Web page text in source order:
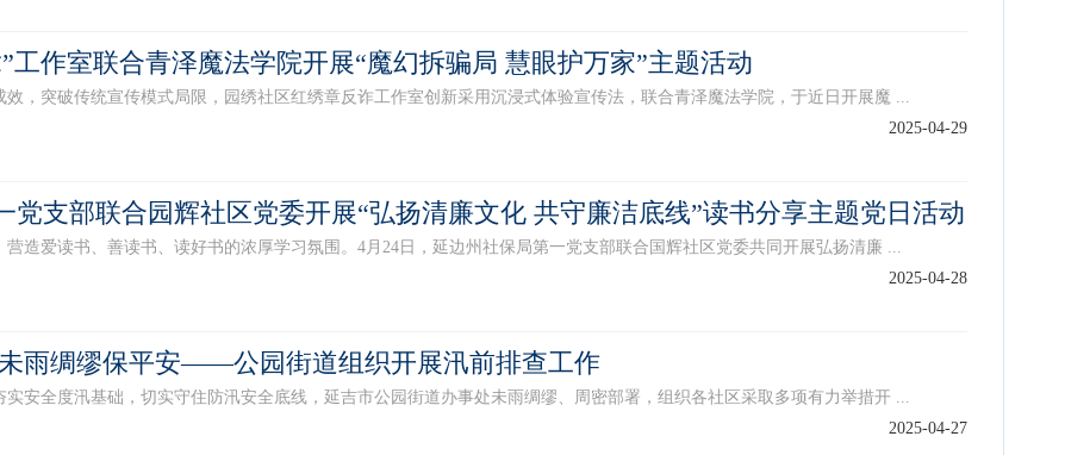
工作室联合青泽魔法学院开展“魔幻拆骗局 慧眼护万家”主题活动
突破传统宣传模式局限，园绣社区红绣章反诈工作室创新采用沉浸式体验宣传法，联合青泽魔法学院，于近日开展魔 ...
2025-04-29
党支部联合园辉社区党委开展“弘扬清廉文化 共守廉洁底线”读书分享主题党日活动
爱读书、善读书、读好书的浓厚学习氛围。4月24日，延边州社保局第一党支部联合国辉社区党委共同开展弘扬清廉 ...
2025-04-28
雨绸缪保平安——公园街道组织开展汛前排查工作
全度汛基础，切实守住防汛安全底线，延吉市公园街道办事处未雨绸缪、周密部署，组织各社区采取多项有力举措开 ...
2025-04-27